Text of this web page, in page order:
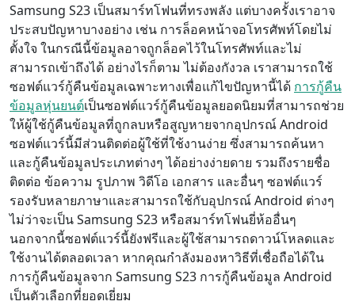
Samsung S23 เป็นสมาร์ทโฟนที่ทรงพลัง แต่บางครั้งเราอาจ
ประสบปัญหาบางอย่าง เช่น การล็อคหน้าจอโทรศัพท์โดยไม่
ตั้งใจ ในกรณีนี้ข้อมูลอาจถูกล็อคไว้ในโทรศัพท์และไม่
สามารถเข้าถึงได้ อย่างไรก็ตาม ไม่ต้องกังวล เราสามารถใช้
ซอฟต์แวร์กู้คืนข้อมูลเฉพาะทางเพื่อแก้ไขปัญหานี้ได้ การกู้คืน
ข้อมูลหุ่นยนต์เป็นซอฟต์แวร์กู้คืนข้อมูลยอดนิยมที่สามารถช่วย
ให้ผู้ใช้กู้คืนข้อมูลที่ถูกลบหรือสูญหายจากอุปกรณ์ Android
ซอฟต์แวร์นี้มีส่วนติดต่อผู้ใช้ที่ใช้งานง่าย ซึ่งสามารถค้นหา
และกู้คืนข้อมูลประเภทต่างๆ ได้อย่างง่ายดาย รวมถึงรายชื่อ
ติดต่อ ข้อความ รูปภาพ วิดีโอ เอกสาร และอื่นๆ ซอฟต์แวร์
รองรับหลายภาษาและสามารถใช้กับอุปกรณ์ Android ต่างๆ
ไม่ว่าจะเป็น Samsung S23 หรือสมาร์ทโฟนยี่ห้ออื่นๆ
นอกจากนี้ซอฟต์แวร์นี้ยังฟรีและผู้ใช้สามารถดาวน์โหลดและ
ใช้งานได้ตลอดเวลา หากคุณกำลังมองหาวิธีที่เชื่อถือได้ใน
การกู้คืนข้อมูลจาก Samsung S23 การกู้คืนข้อมูล Android
เป็นตัวเลือกที่ยอดเยี่ยม